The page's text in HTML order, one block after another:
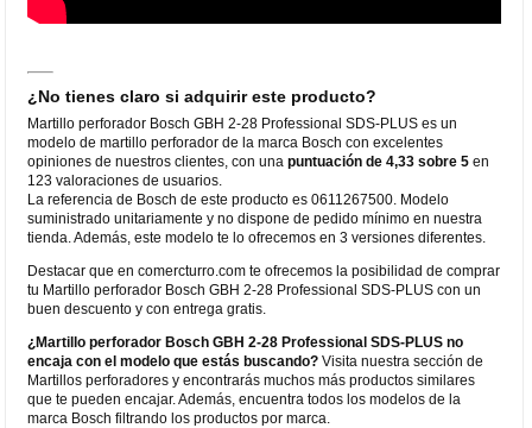
¿No tienes claro si adquirir este producto?
Martillo perforador Bosch GBH 2-28 Professional SDS-PLUS es un
modelo de martillo perforador de la marca Bosch con excelentes
opiniones de nuestros clientes, con unapuntuación de 4,33 sobre 5 en
123 valoraciones de usuarios.
La referencia de Bosch de este producto es 0611267500. Modelo
suministrado unitariamente y no dispone de pedido mínimo en nuestra
tienda. Además, este modelo te lo ofrecemos en 3 versiones diferentes.
Destacar que en comercturro.com te ofrecemos la posibilidad de comprar
tu Martillo perforador Bosch GBH 2-28 Professional SDS-PLUS con un
buen descuento y con entrega gratis.
¿Martillo perforador Bosch GBH 2-28 Professional SDS-PLUS no
encaja con el modelo que estás buscando? Visita nuestra sección de
Martillos perforadores y encontrarás muchos más productos similares
que te pueden encajar. Además, encuentra todos los modelos de la
marca Bosch filtrando los productos por marca.